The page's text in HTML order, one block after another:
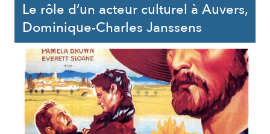
Le rôle d’un acteur culturel à Auvers,
Dominique-Charles Janssens